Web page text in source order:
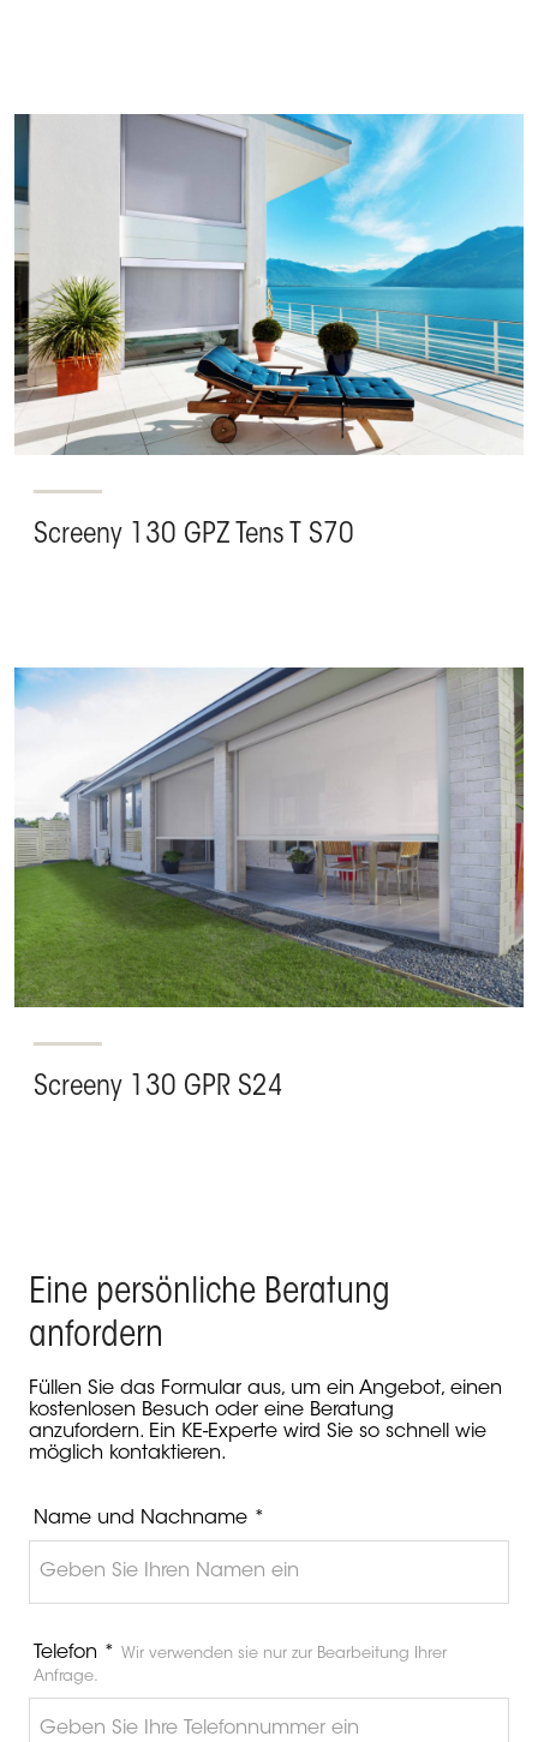
Screeny 130 GPZ Tens T S70
Screeny 130 GPR S24
Eine persönliche Beratung
anfordern
Füllen Sie das Formular aus, um ein Angebot, einen
kostenlosen Besuch oder eine Beratung
anzufordern. Ein KE-Experte wird Sie so schnell wie
möglich kontaktieren.
Name und Nachname *
Telefon *
Wir verwenden sie nur zur Bearbeitung Ihrer
Anfrage.